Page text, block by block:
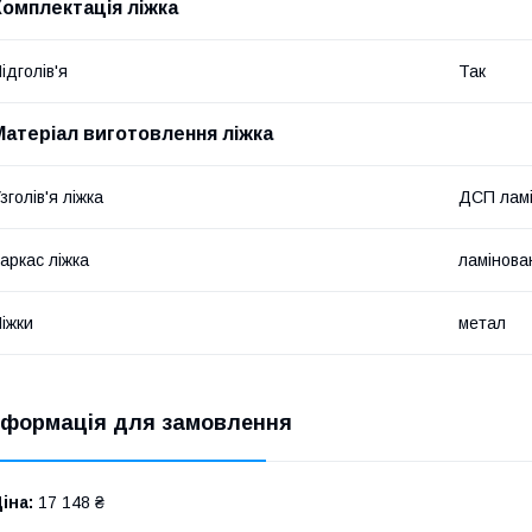
ліжка
Так
виготовлення ліжка
ліжка ДСП
ліжка
метал
для замовлення
17 148 ₴